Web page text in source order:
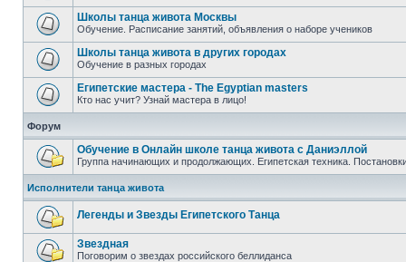
Школы танца живота Москвы
Обучение. Расписание занятий, объявления о наборе учеников
Школы танца живота в других городах
Обучение в разных городах
Египетские мастера - The Egyptian masters
Кто нас учит? Узнай мастера в лицо!
Форум
Обучение в Онлайн школе танца живота с Даниэллой
Группа начинающих и продолжающих. Египетская техника.
Исполнители танца живота
Легенды и Звезды Египетского Танца
Звездная
Поговорим о звездах российского беллиданса